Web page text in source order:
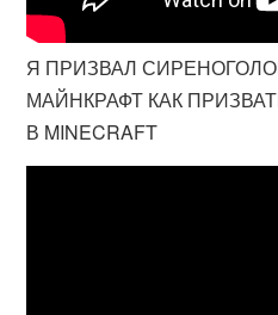
Я ПРИЗВАЛ
МАЙНКРАФТ КАК
В MINECRAFT